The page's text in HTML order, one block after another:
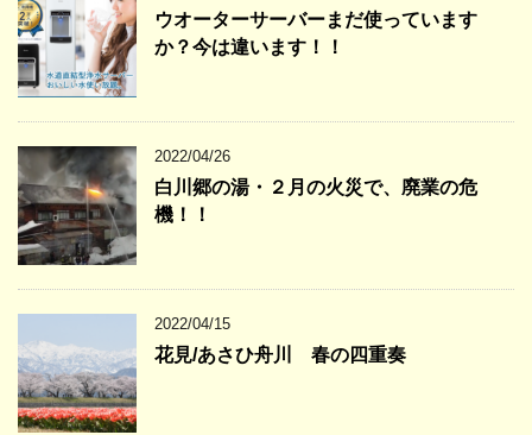
ウオーターサーバーまだ使っています
か？今は違います！！
2022/04/26
白川郷の湯・２月の火災で、廃業の危
機！！
2022/04/15
花見/あさひ舟川 春の四重奏